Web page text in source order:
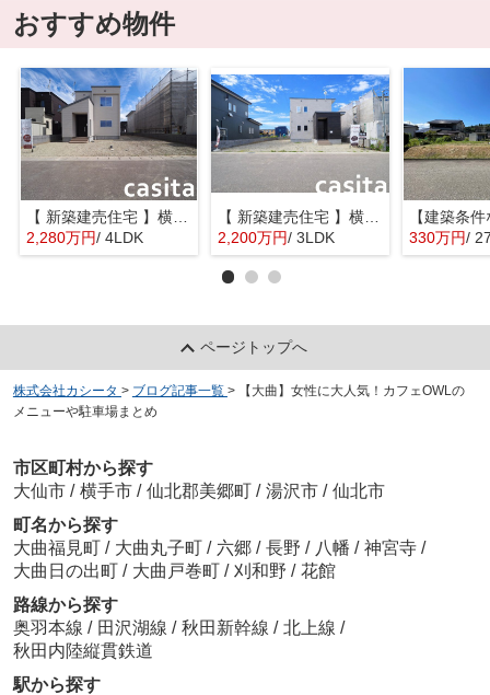
おすすめ物件
【 新築建売住宅 】横手市八幡字長者町No58 横手北小学校区のオール電化 4LDK
2,280万円/ 4LDK
【 新築建売住宅 】横手市八幡字長者町No50 横手北小学校区のオール電化 3LDK
2,200万円/ 3LDK 330万円/
ページトップへ
株式会社カシータ > ブログ記事一覧 >
【大曲】女性に大人気！カフェOWLの
メニューや駐車場まとめ
市区町村から探す
大仙市 / 横手市 / 仙北郡美郷町 / 湯沢市 / 仙北市
町名から探す
大曲福見町 / 大曲丸子町 / 六郷 / 長野 / 八幡 / 神宮寺 /
大曲日の出町 / 大曲戸巻町 / 刈和野 / 花館
路線から探す
奥羽本線 / 田沢湖線 / 秋田新幹線 / 北上線 /
秋田内陸縦貫鉄道
駅から探す